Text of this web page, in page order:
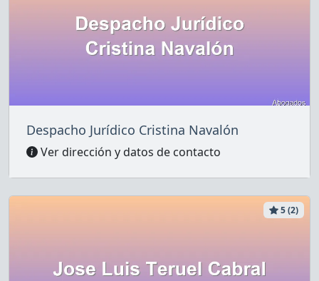
Despacho Jurídico Cristina Navalón
Ver dirección y datos de contacto
5 (2)